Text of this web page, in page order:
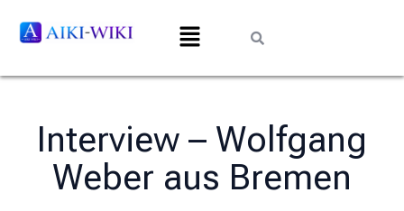
Interview – Wolfgang
Weber aus Bremen